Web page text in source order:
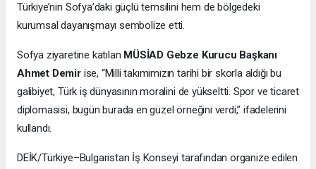
Türkiye’nin Sofya’daki güçlü temsilini hem de bölgedeki
kurumsal dayanışmayı sembolize etti.
Sofya ziyaretine katılan MÜSİAD Gebze Kurucu Başkanı
Ahmet Demirise, “Milli takımımızın tarihi bir skorla aldığı bu
galibiyet, Türk iş dünyasının moralini de yükseltti. Spor ve ticaret
diplomasisi, bugün burada en güzel örneğini verdi,” ifadelerini
kullandı.
DEİK/Türkiye–Bulgaristan İş Konseyi tarafından organize edilen